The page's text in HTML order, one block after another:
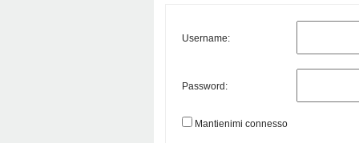
Username:
Password:
Mantienimi connesso